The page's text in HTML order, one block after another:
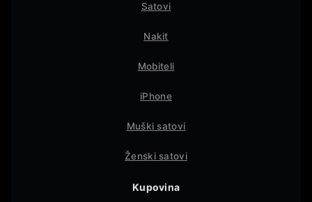
Satovi
Nakit
Mobiteli
iPhone
Muški satovi
Ženski satovi
Kupovina